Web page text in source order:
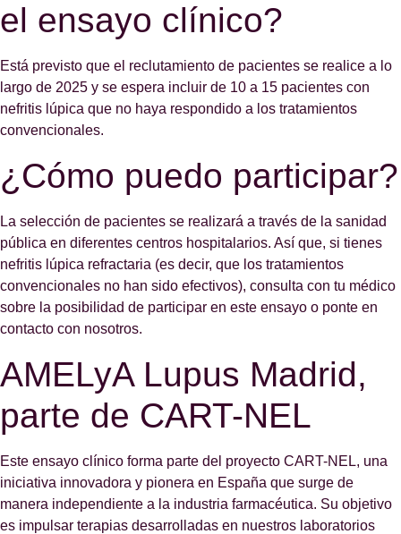
el ensayo clínico?
Está previsto que el reclutamiento de pacientes se realice a lo
largo de 2025 y se espera incluir de 10 a 15 pacientes con
nefritis lúpica que no haya respondido a los tratamientos
convencionales.
¿Cómo puedo participar?
La selección de pacientes se realizará a través de la sanidad
pública en diferentes centros hospitalarios. Así que, si tienes
nefritis lúpica refractaria (es decir, que los tratamientos
convencionales no han sido efectivos), consulta con tu médico
sobre la posibilidad de participar en este ensayo o ponte en
contacto con nosotros.
AMELyA Lupus Madrid,
parte de CART-NEL
Este ensayo clínico forma parte del proyecto CART-NEL, una
iniciativa innovadora y pionera en España que surge de
manera independiente a la industria farmacéutica. Su objetivo
es impulsar terapias desarrolladas en nuestros laboratorios